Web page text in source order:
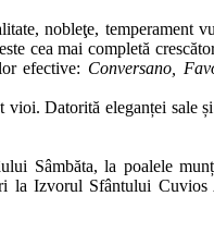
nobleţe, temperament
cea mai completă
efective: Conversano,
vioi. Datorită eleganței saleș
Sâmbăta, la poalele
la Izvorul Sfântului